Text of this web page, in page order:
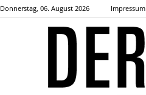
Donnerstag, 06. August 2026 Impressum